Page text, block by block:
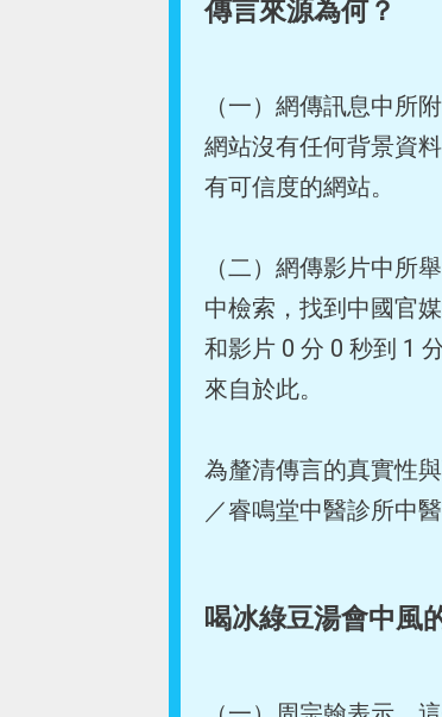
傳言來源為何？
（一）網傳訊息中所
網站沒有任何背景資
有可信度的網站。
（二）網傳影片中所
中檢索，找到中國官媒
和影片 0 分 0 秒到 1
來自於此。
為釐清傳言的真實性
／睿鳴堂中醫診所中
喝冰綠豆湯會中風